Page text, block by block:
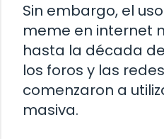
Sin embargo, el
meme en internet
hasta la década
los foros y las
comenzaron a
masiva.